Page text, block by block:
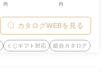
円 円
カタログWEBを見る
くじギフト対応 総合カタログ